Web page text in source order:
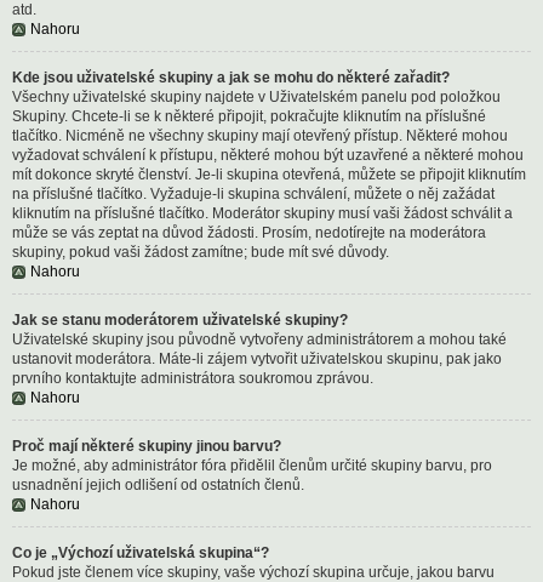
atd.
Nahoru
Kde jsou uživatelské skupiny a jak se mohu do některé zařadit?
Všechny uživatelské skupiny najdete v Uživatelském panelu pod položkou
Skupiny. Chcete-li se k některé připojit, pokračujte kliknutím na příslušné
tlačítko. Nicméně ne všechny skupiny mají otevřený přístup. Některé mohou
vyžadovat schválení k přístupu, některé mohou být uzavřené a některé mohou
mít dokonce skryté členství. Je-li skupina otevřená, můžete se připojit kliknutím
na příslušné tlačítko. Vyžaduje-li skupina schválení, můžete o něj zažádat
kliknutím na příslušné tlačítko. Moderátor skupiny musí vaši žádost schválit a
může se vás zeptat na důvod žádosti. Prosím, nedotírejte na moderátora
skupiny, pokud vaši žádost zamítne; bude mít své důvody.
Nahoru
Jak se stanu moderátorem uživatelské skupiny?
Uživatelské skupiny jsou původně vytvořeny administrátorem a mohou také
ustanovit moderátora. Máte-li zájem vytvořit uživatelskou skupinu, pak jako
prvního kontaktujte administrátora soukromou zprávou.
Nahoru
Proč mají některé skupiny jinou barvu?
Je možné, aby administrátor fóra přidělil členům určité skupiny barvu, pro
usnadnění jejich odlišení od ostatních členů.
Nahoru
Co je „Výchozí uživatelská skupina“?
Pokud jste členem více skupiny, vaše výchozí skupina určuje, jakou barvu